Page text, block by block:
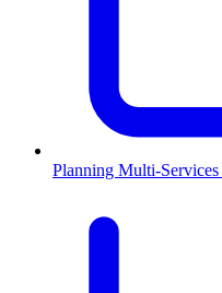
Planning Multi-Services